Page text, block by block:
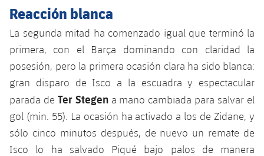
Historia
Palmarés
Infantil
Alevín
Actualidad
Masculino
Femenino
Agenda
Baloncesto en silla de ruedas
plusicon
más
Actualidad
Jugadores
Calendario
Resultados
Hockey sobre hielo
plusicon
más
Actualidad
Jugadores
Calendario
Hockey hierba
plusicon
más
Noticias
Hockey Hierba Masculino
Patinaje artístico
plusicon
más
Actualidad
Escuela de Patinaje
Reacción blanca
La segunda mitad ha comenzado igual que terminó la
primera, con el Barça dominando con claridad la
posesión, pero la primera ocasión clara ha sido blanca:
gran disparo de Isco a la escuadra y espectacular
parada de Ter Stegena mano cambiada para salvar el
gol (min. 55). La ocasión ha activado a los de Zidane, y
sólo cinco minutos después, de nuevo un remate de
Isco lo ha salvado Piqué bajo palos de manera